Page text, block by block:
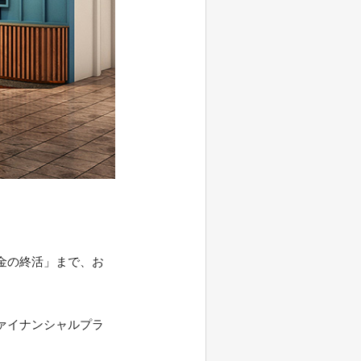
の終活」まで、お
イナンシャルプラ